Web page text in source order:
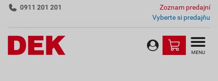
0911 201 201
Zoznam predajní
Vyberte si predajňu
MENU